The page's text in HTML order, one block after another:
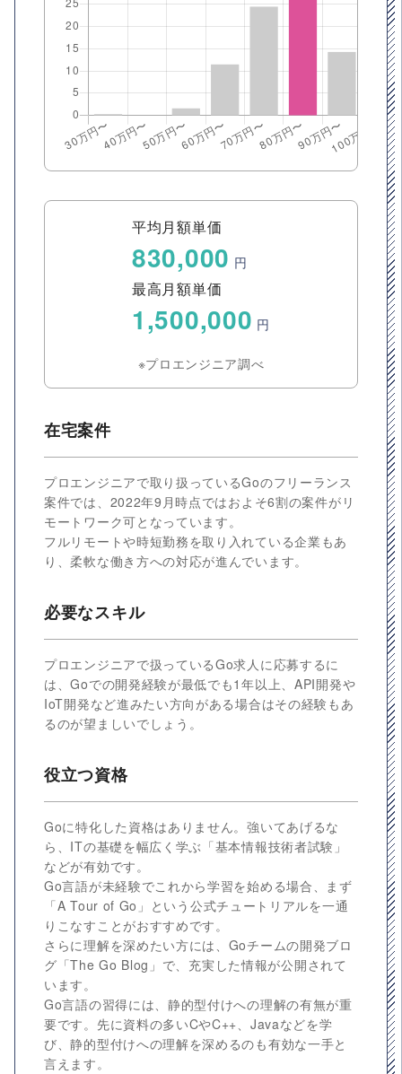
平均月額単価
830,000 円
最高月額単価
1,500,000 円
※プロエンジニア調べ
在宅案件
プロエンジニアで取り扱っているGoのフリーランス
案件では、2022年9月時点ではおよそ6割の案件がリ
モートワーク可となっています。
フルリモートや時短勤務を取り入れている企業もあ
り、柔軟な働き方への対応が進んでいます。
必要なスキル
プロエンジニアで扱っているGo求人に応募するに
は、Goでの開発経験が最低でも1年以上、API開発や
IoT開発など進みたい方向がある場合はその経験もあ
るのが望ましいでしょう。
役立つ資格
Goに特化した資格はありません。強いてあげるな
ら、ITの基礎を幅広く学ぶ「基本情報技術者試験」
などが有効です。
Go言語が未経験でこれから学習を始める場合、まず
「A Tour of Go」という公式チュートリアルを一通
りこなすことがおすすめです。
さらに理解を深めたい方には、Goチームの開発ブロ
グ「The Go Blog」で、充実した情報が公開されて
います。
Go言語の習得には、静的型付けへの理解の有無が重
要です。先に資料の多いCやC++、Javaなどを学
び、静的型付けへの理解を深めるのも有効な一手と
言えます。